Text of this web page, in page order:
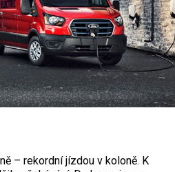
– rekordní jízdou v koloně. K